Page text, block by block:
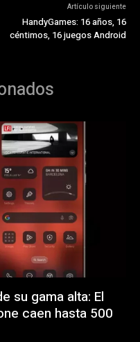
Artículo siguiente
HandyGames: 16 años, 16
céntimos, 16 juegos Android
su gama alta: El
caen hasta 500